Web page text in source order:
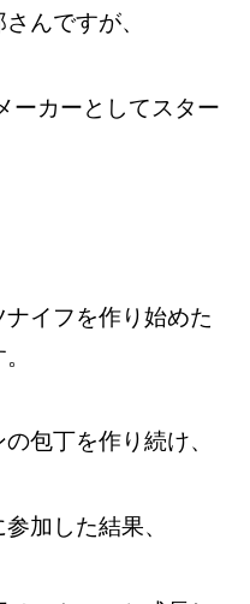
んですが、
ーカーとしてスター
イフを作り始めた
包丁を作り続け、
加した結果、